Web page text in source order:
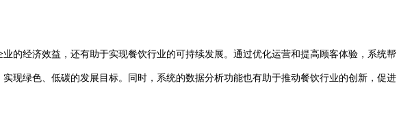
的经济效益，还有助于实现餐饮行业的可持续发展。通过优化运营和提高顾客体验，系统帮
现绿色、低碳的发展目标。同时，系统的数据分析功能也有助于推动餐饮行业的创新，促进